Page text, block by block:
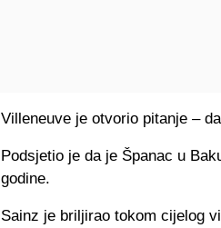
Villeneuve je otvorio pitanje –
Podsjetio je da je Španac u
godine.
Sainz je briljirao tokom cijelog